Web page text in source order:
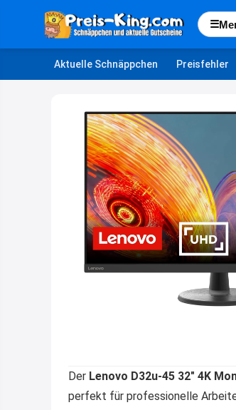
☰
Aktuelle Schnäppchen Preisfehler
Der Lenovo D32u-45 32″ 4K
perfekt für professionelle